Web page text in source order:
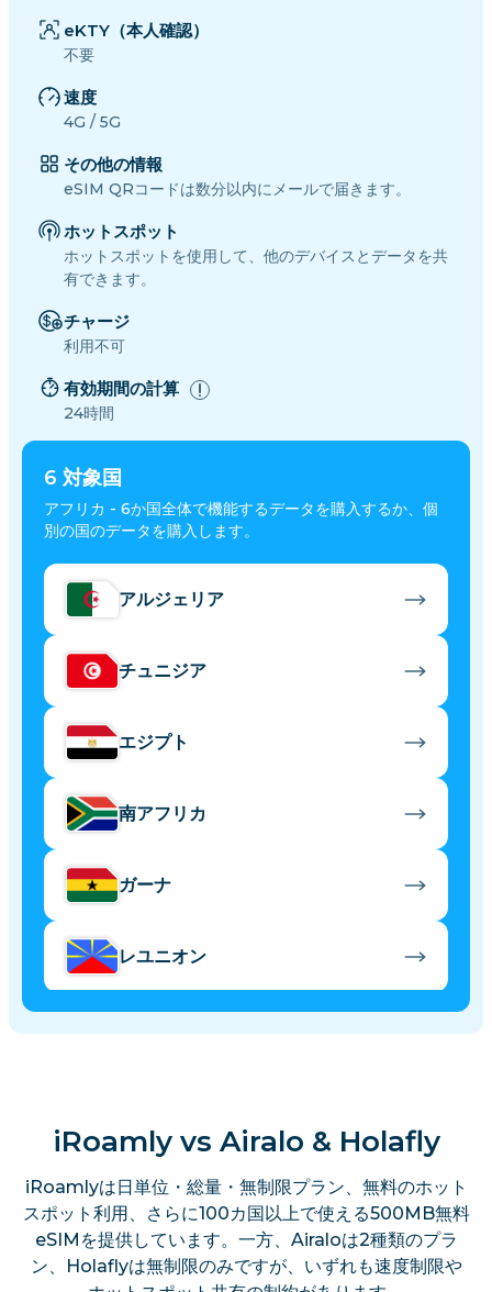
6 対象国
アフリカ - 6か国全体で機能するデータを購入するか、個
別の国のデータを購入します。
アルジェリア
チュニジア
エジプト
南アフリカ
ガーナ
レユニオン
eKTY（本人確認）
不要
速度
4G / 5G
その他の情報
eSIM QRコードは数分以内にメールで届きます。
ホットスポット
ホットスポットを使用して、他のデバイスとデータを共
有できます。
チャージ
利用不可
有効期間の計算
24時間
iRoamly vs Airalo & Holafly
iRoamlyは日単位・総量・無制限プラン、無料のホット
スポット利用、さらに100カ国以上で使える500MB無料
eSIMを提供しています。一方、Airaloは2種類のプラ
ン、Holaflyは無制限のみですが、いずれも速度制限や